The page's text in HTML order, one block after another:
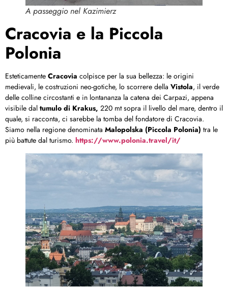
A passeggio nel Kazimierz
Cracovia e la Piccola
Polonia
Esteticamente Cracovia colpisce per la sua bellezza: le origini
medievali, le costruzioni neo-gotiche, lo scorrere della Vistola, il verde
delle colline circostanti e in lontananza la catena dei Carpazi, appena
visibile dal tumulo di Krakus, 220 mt sopra il livello del mare, dentro il
quale, si racconta, ci sarebbe la tomba del fondatore di Cracovia.
Siamo nella regione denominata Malopolska (Piccola Polonia) tra le
più battute dal turismo. https://www.polonia.travel/it/